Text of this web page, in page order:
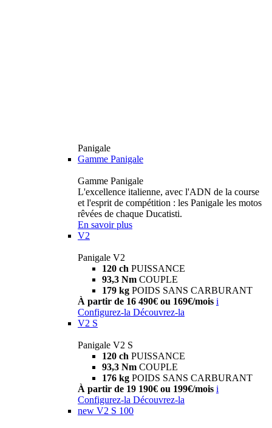
Panigale
Gamme Panigale
Gamme Panigale
L'excellence italienne, avec l'ADN de la course
et l'esprit de compétition : les Panigale les motos
rêvées de chaque Ducatisti.
En savoir plus
V2
Panigale V2
120 ch PUISSANCE
93,3 Nm COUPLE
179 kg POIDS SANS CARBURANT
À partir de 16 490€ ou 169€/mois i
Configurez-la Découvrez-la
V2 S
Panigale V2 S
120 ch PUISSANCE
93,3 Nm COUPLE
176 kg POIDS SANS CARBURANT
À partir de 19 190€ ou 199€/mois i
Configurez-la Découvrez-la
new V2 S 100